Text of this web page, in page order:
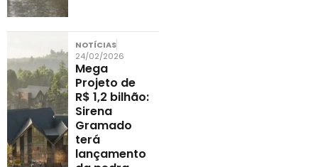
NOTÍCIAS
24/02/2026
Mega
Projeto de
R$ 1,2 bilhão:
Sirena
Gramado
terá
lançamento